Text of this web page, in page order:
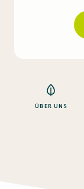
ÜBER UNS